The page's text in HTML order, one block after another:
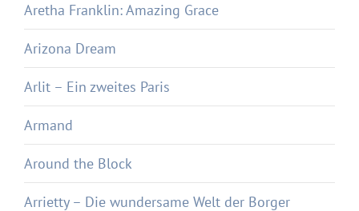
Aretha Franklin: Amazing Grace
Arizona Dream
Arlit – Ein zweites Paris
Armand
Around the Block
Arrietty – Die wundersame Welt der Borger